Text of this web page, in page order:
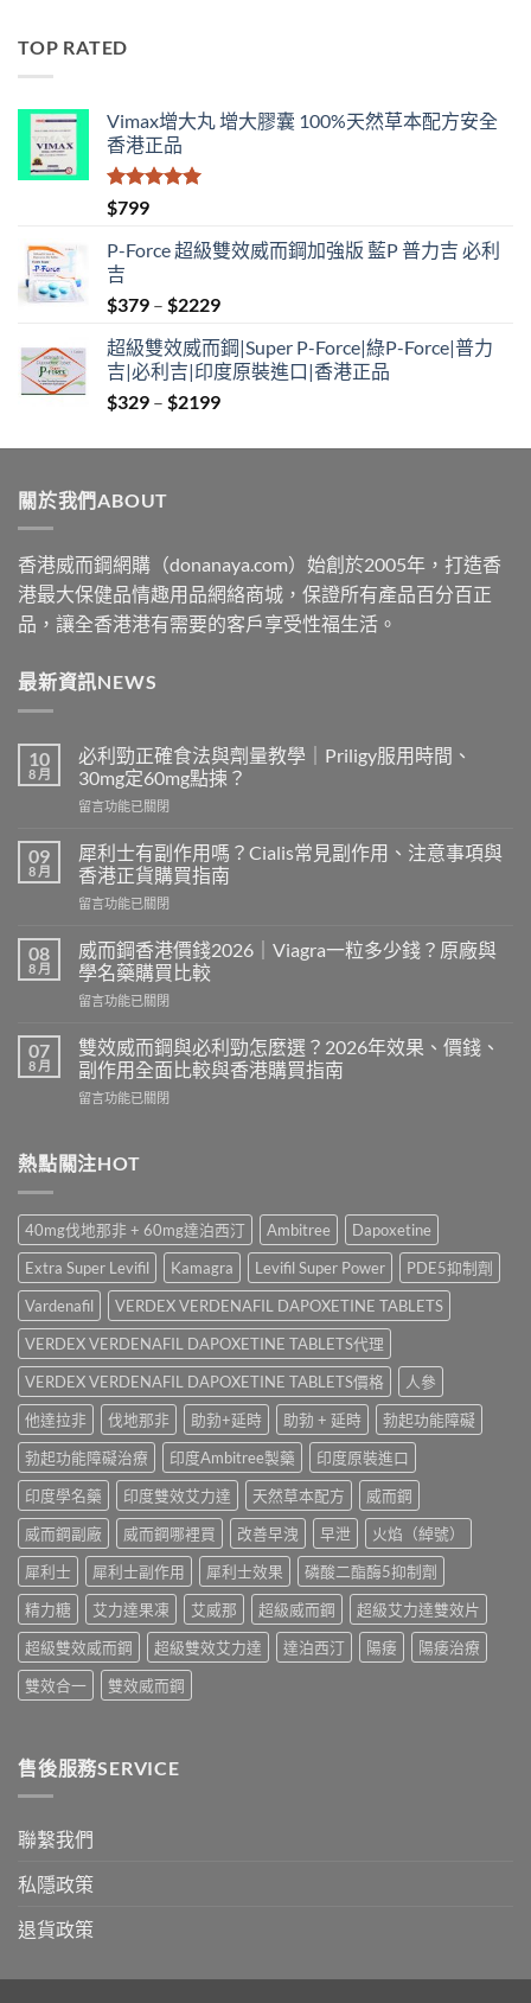
TOP RATED
Vimax增大丸 增大膠囊 100%天然草本配方安全
香港正品
評分
滿分 5
$799
P-Force 超級雙效威而鋼加強版 藍P 普力吉 必利
吉
$379 – $2229Price
$379
through
$2229
超級雙效威而鋼|Super P-Force|綠P-Force|普力
吉|必利吉|印度原裝進口|香港正品
$329 – $2199Price
$329
關於我們ABOUT
香港威而鋼網購（donanaya.com）始創於2005年，打造香
港最大保健品情趣用品網絡商城，保證所有產品百分百正
品，讓全香港港有需要的客戶享受性福生活。
最新資訊NEWS
10
8 月
必利勁正確食法與劑量教學｜Priligy服用時間、
30mg定60mg點揀？
在
利
勁
正
確
法
與
劑
量
學
｜
服
間、
60mg
點
揀？〉
中
留言功能已關閉
09
8 月
犀利士有副作用嗎？Cialis常見副作用、注意事項與
香港正貨購買指南
在
利
士
有
副
用
嗎？
Cialis
常
作
意
事
項
與
香
港
正
貨
購
買
指
南〉
中
留言功能已關閉
08
8 月
威而鋼香港價錢2026｜Viagra一粒多少錢？原廠與
學名藥購買比較
在
而
鋼
香
港
2026
一
粒
少
錢？
原
廠
與
學
名
藥
購
買
比
較〉
中
留言功能已關閉
07
8 月
雙效威而鋼與必利勁怎麼選？2026年效果、價錢、
副作用全面比較與香港購買指南
在
威
而
與
必
利
勁
怎
麼
選？
2026
年
效
果、
價
錢、
副
作
用
全
面
較
與
香
港
買
中
留言功能已關閉
熱點關注HOT
40mg伐地那非 + 60mg達泊西汀 Ambitree
Dapoxetine
Extra Super Levifil
Kamagra Levifil Super Power
PDE5抑制劑
Vardenafil
VERDEX VERDENAFIL DAPOXETINE TABLETS
VERDEX VERDENAFIL DAPOXETINE TABLETS代理
VERDEX VERDENAFIL DAPOXETINE TABLETS價格
人參
他達拉非
伐地那非 助勃+延時 助勃 + 延時
勃起功能障礙
勃起功能障礙治療
印度Ambitree製藥
印度原裝進口
印度學名藥
印度雙效艾力達 天然草本配方
威而鋼
威而鋼副廠
威而鋼哪裡買 改善早洩 早泄
火焰（綽號）
犀利士
犀利士副作用 犀利士效果
磷酸二酯酶5抑制劑
精力糖
艾力達果凍 艾威那 超級威而鋼
超級艾力達雙效片
超級雙效威而鋼
超級雙效艾力達 達泊西汀 陽痿
陽痿治療
雙效合一
雙效威而鋼
售後服務SERVICE
聯繫我們
私隱政策
退貨政策